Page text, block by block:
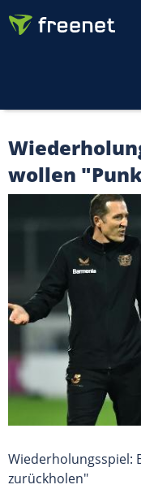
wollen
Wiederholungsspiel:
zurückholen"